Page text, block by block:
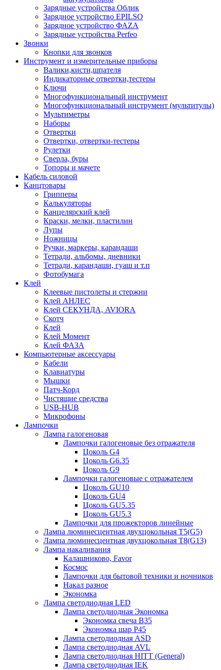
Зарядные устройства Облик
Зарядное устройство EPILSO
Зарядное устройство ФАZА
Зарядные устройства Perfeo
Звонки
Кнопки для звонков
Инструмент и измерительные приборы
Валики,кисти,шпателя
Индикаторные отвертки,тестеры
Ключи
Многофункциональный инструмент
Многофункциональный инструмент (мультитулы)
Мультиметры
Наборы
Отвертки
Отвертки, отвертки-тестеры
Рулетки
Сверла, буры
Топоры и мачете
Кабель силовой
Канцтовары
Грипперы
Калькуляторы
Канцелярский клей
Краски, мелки, пластилин
Лупы
Ножницы
Ручки, маркеры, карандаши
Тетради, альбомы, дневники
Тетради, карандаши, гуаш и т.п
Фотобумага
Клей
Клеевые пистолеты и стержни
Клей АНЛЕС
Клей СЕКУНДА, AVIORA
Скотч
Клей
Клей Момент
Клей ФАЗА
Компьютерные аксессуары
Кабели
Клавиатуры
Мышки
Патч-Корд
Чистящие средства
USB-HUB
Микрофоны
Лампочки
Лампа галогеновая
Лампочки галогеновые без отражателя
Цоколь G4
Цоколь G6.35
Цоколь G9
Лампочки галогеновые с отражателем
Цоколь GU10
Цоколь GU4
Цоколь GU5.35
Цоколь GU5.3
Лампочки для прожекторов линейные
Лампа люминесцентная двухцокольная Т5(G5)
Лампа люминесцентная двухцокольная Т8(G13)
Лампа накаливания
Калашниково, Favor
Космос
Лампочки для бытовой техники и ночников
Накал разное
Экономка
Лампа светодиодная LED
Лампа светодиодная Экономка
Экономка свеча B35
Экономка шар P45
Лампа светодиодная ASD
Лампа светодиодная AVL
Лампа светодиодная HITT (General)
Лампа светодиодная IEK